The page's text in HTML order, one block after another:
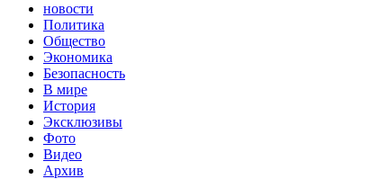
новости
Политика
Общество
Экономика
Безопасность
В мире
История
Эксклюзивы
Фото
Видео
Архив